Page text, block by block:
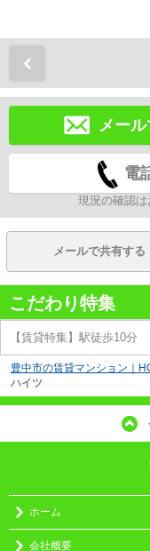
メー
電
現況の確認は
メールで共有する
こだわり特集
【賃貸特集】駅徒歩10分
豊中市の賃貸マンション｜
ハイツ
ホーム
会社概要